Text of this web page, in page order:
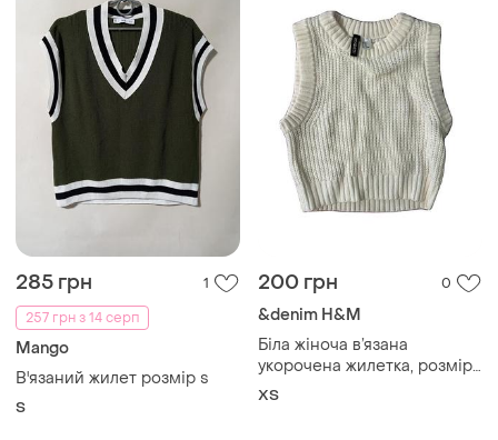
285 грн
1
257 грн з 14 серп
Mango
В'язаний жилет розмір s
S
200 грн 0
&denim H&M
Біла жіноча в’язана
укорочена жилетка, розміру
xs
ХS